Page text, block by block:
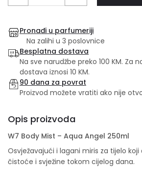
Pronađi u parfumeriji
Na zalihi u 3 poslovnice
Besplatna dostava
Na sve narudžbe preko 100 KM. Za
dostava iznosi 10 KM.
90 dana za povrat
Proizvod možete vratiti ako nije
Opis proizvoda
W7 Body Mist – Aqua Angel 250ml
Osvježavajući i lagani miris za tijelo koji
čistoće i svježine tokom cijelog dana.